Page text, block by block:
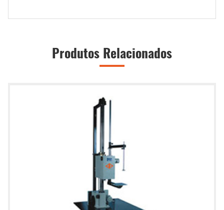
Produtos Relacionados